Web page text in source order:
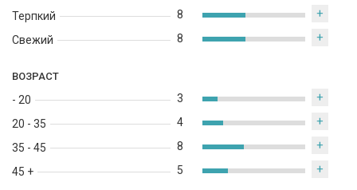
Терпкий
Свежий
8 +
8 +
ВОЗРАСТ
- 20
20 - 35
35 - 45
45 +
3 +
4 +
8 +
5 +